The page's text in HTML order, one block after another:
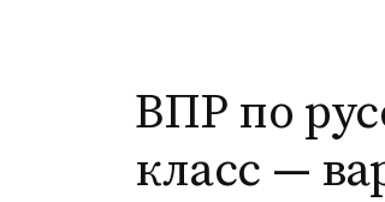
ВПР по
класс —